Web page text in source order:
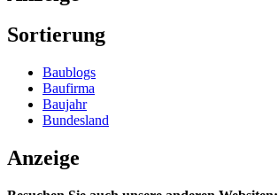
Sortierung
Baublogs
Baufirma
Baujahr
Bundesland
Anzeige